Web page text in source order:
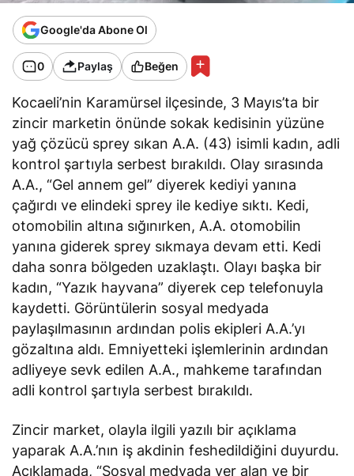
Google'da Abone Ol
0 Paylaş Beğen
Kocaeli’nin Karamürsel ilçesinde, 3 Mayıs’ta bir
zincir marketin önünde sokak kedisinin yüzüne
yağ çözücü sprey sıkan A.A. (43) isimli kadın, adli
kontrol şartıyla serbest bırakıldı. Olay sırasında
A.A., “Gel annem gel” diyerek kediyi yanına
çağırdı ve elindeki sprey ile kediye sıktı. Kedi,
otomobilin altına sığınırken, A.A. otomobilin
yanına giderek sprey sıkmaya devam etti. Kedi
daha sonra bölgeden uzaklaştı. Olayı başka bir
kadın, “Yazık hayvana” diyerek cep telefonuyla
kaydetti. Görüntülerin sosyal medyada
paylaşılmasının ardından polis ekipleri A.A.’yı
gözaltına aldı. Emniyetteki işlemlerinin ardından
adliyeye sevk edilen A.A., mahkeme tarafından
adli kontrol şartıyla serbest bırakıldı.
Zincir market, olayla ilgili yazılı bir açıklama
yaparak A.A.’nın iş akdinin feshedildiğini duyurdu.
Açıklamada, “Sosyal medyada yer alan ve bir